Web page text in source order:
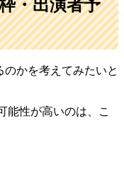
・出演者予
かを考えてみたいと
能性が高いのは、こ